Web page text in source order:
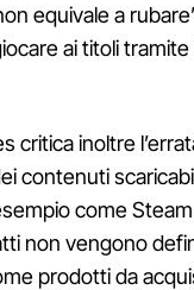
equivale a
ai titoli
critica inoltre
contenuti
come
non vengono
prodotti da